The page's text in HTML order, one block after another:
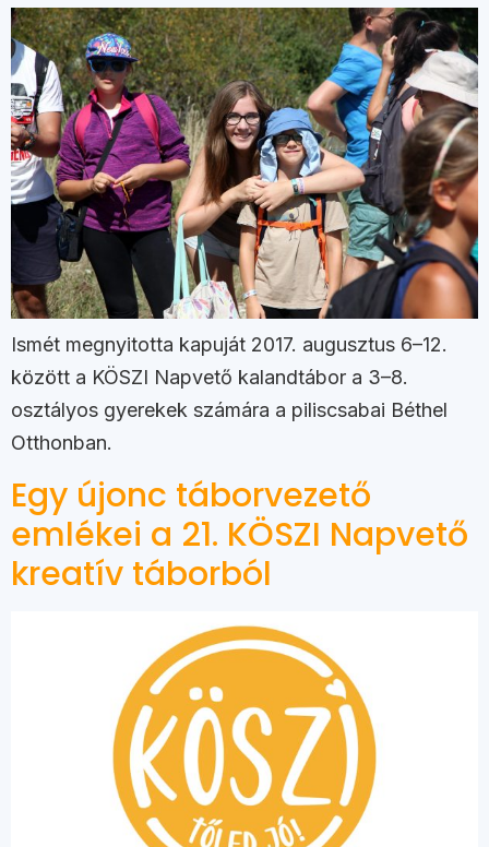
Ismét megnyitotta kapuját 2017. augusztus 6–12.
között a KÖSZI Napvető kalandtábor a 3–8.
osztályos gyerekek számára a piliscsabai Béthel
Otthonban.
Egy újonc táborvezető
emlékei a 21. KÖSZI Napvető
kreatív táborból